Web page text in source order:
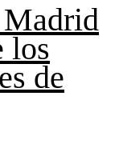
los
de